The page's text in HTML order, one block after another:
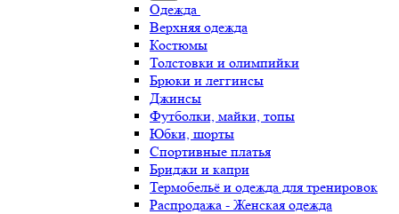
Одежда
Верхняя одежда
Костюмы
Толстовки и олимпийки
Брюки и леггинсы
Джинсы
Футболки, майки, топы
Юбки, шорты
Спортивные платья
Бриджи и капри
Термобельё и одежда для тренировок
Распродажа - Женская одежда